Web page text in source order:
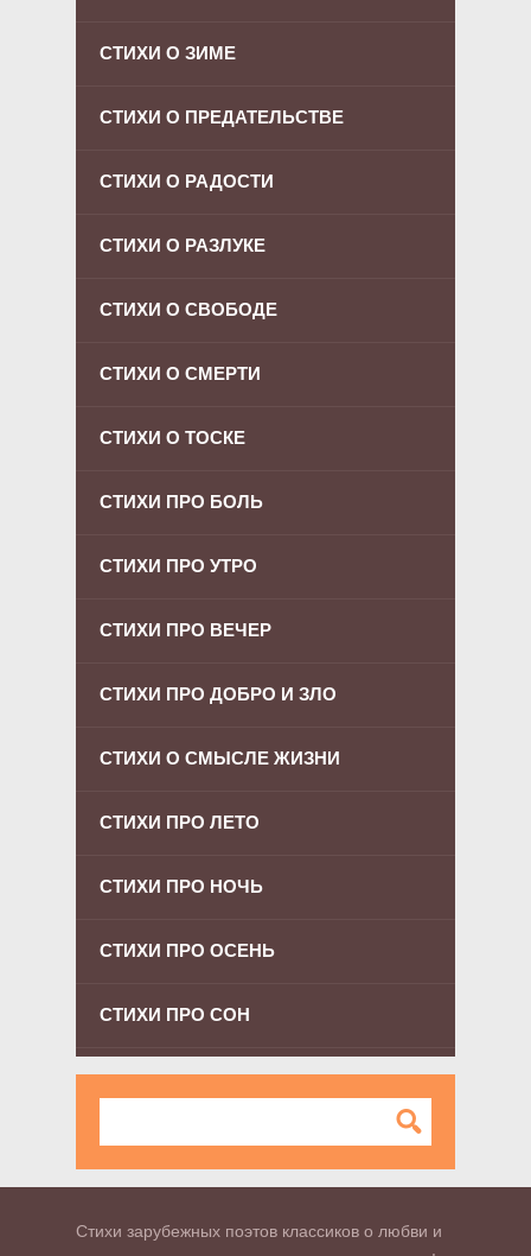
СТИХИ О ЗИМЕ
СТИХИ О ПРЕДАТЕЛЬСТВЕ
СТИХИ О РАДОСТИ
СТИХИ О РАЗЛУКЕ
СТИХИ О СВОБОДЕ
СТИХИ О СМЕРТИ
СТИХИ О ТОСКЕ
СТИХИ ПРО БОЛЬ
СТИХИ ПРО УТРО
СТИХИ ПРО ВЕЧЕР
СТИХИ ПРО ДОБРО И ЗЛО
СТИХИ О СМЫСЛЕ ЖИЗНИ
СТИХИ ПРО ЛЕТО
СТИХИ ПРО НОЧЬ
СТИХИ ПРО ОСЕНЬ
СТИХИ ПРО СОН
Стихи зарубежных поэтов классиков о любви и